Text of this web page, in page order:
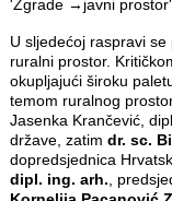
'Zgrade →javni prostor'.
U sljedećoj raspravi
ruralni prostor.
okupljajući široku
temom ruralnog
Jasenka Krančević,
države, zatim dr. sc.
dopredsjednica
dipl. ing. arh. ,